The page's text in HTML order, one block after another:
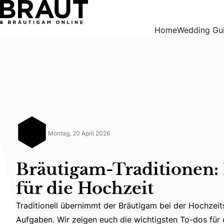
Bräutigam-Traditionen: 14 Bräuche für die Hochzeit
HomeWedding
Montag, 20 April 2026
Bräutigam-Traditionen:
für die Hochzeit
Traditionell übernimmt der Bräutigam bei der
Traditionell übernimmt der Bräutigam bei der
Aufgaben. Wir zeigen euch die wichtigsten To-dos für